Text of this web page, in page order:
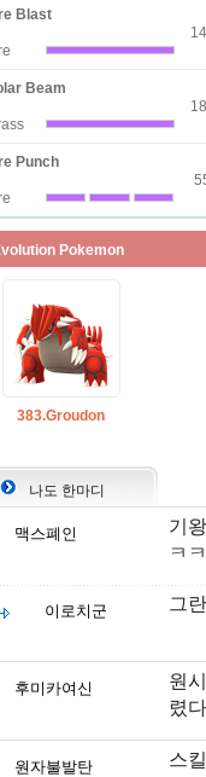
Blast
Beam
Punch
Pokemon
383.Groudon
나도 한마디
맥스폐인
기
ㅋ
이로치군 그
후미카여신
원
렸
원자불발탄 스